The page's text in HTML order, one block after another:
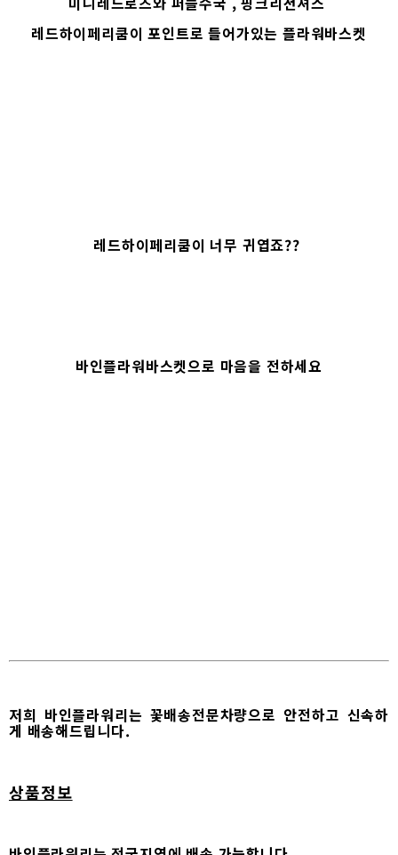
레드하이페리쿰이 포인트로 들어가있는 플라워바스켓
레드하이페리쿰이 너무 귀엽죠??
바인플라워바스켓으로 마음을 전하세요
저희 바인플라워리는 꽃배송전문차량으로 안전하고 신속하
게 배송해드립니다.
상품정보